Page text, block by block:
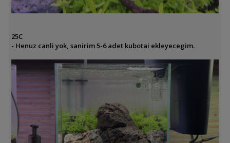
25C
- Henuz canli yok, sanirim 5-6 adet kubotai ekleyecegim.